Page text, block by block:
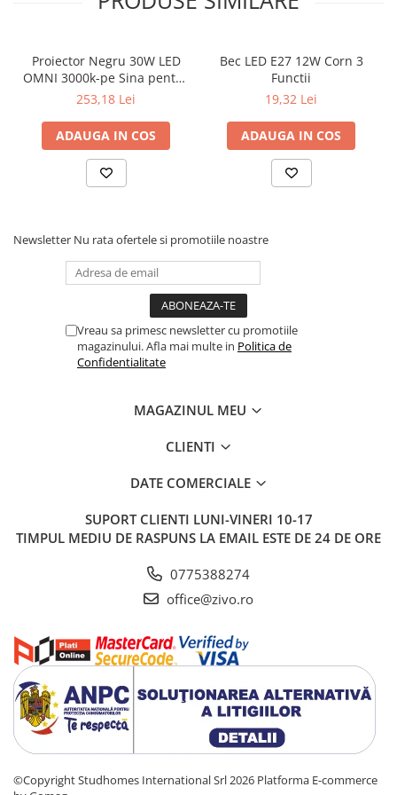
Proiector Negru 30W LED
OMNI 3000k-pe Sina pentru
Display Magazin
253,18 Lei
ADAUGA IN COS
Bec LED E27 12W Corn 3
Functii
19,32 Lei
ADAUGA IN COS
Newsletter Nu rata ofertele si promotiile noastre
Vreau sa primesc newsletter cu promotiile
magazinului. Afla mai multe in Politica de
Confidentialitate
MAGAZINUL MEU
CLIENTI
DATE COMERCIALE
SUPORT CLIENTI LUNI-VINERI 10-17
TIMPUL MEDIU DE RASPUNS LA EMAIL ESTE DE 24 DE ORE
0775388274
office@zivo.ro
©Copyright Studhomes International Srl 2026 Platforma E-commerce